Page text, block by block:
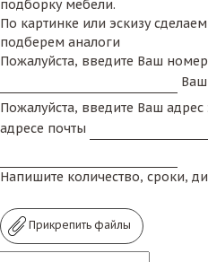
подборку мебели.
По картинке или эскизу
подберем аналоги
Пожалуйста, введите Ваш
Пожалуйста, введите Ваш
адресе почты
Напишите количество, сроки,
Прикрепить файлы